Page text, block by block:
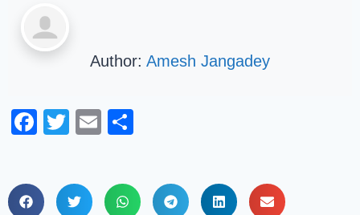
Author: Amesh Jangadey
Facebook
Twitter
Email